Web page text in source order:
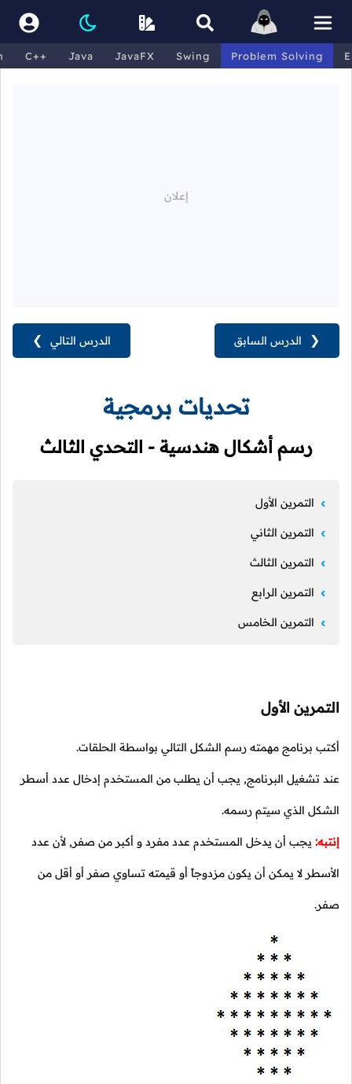
C++ Java JavaFX Swing Problem Solving
الدرس التالي ❯ ❮ الدرس السابق
تحديات برمجية
رسم أشكال هندسية - التحدي الثالث
التمرين الأول
التمرين الثاني
التمرين الثالث
التمرين الرابع
التمرين الخامس
التمرين الأول
أكتب برنامج مهمته رسم الشكل التالي بواسطة الحلقات.
عند تشغيل البرنامج, يجب أن يطلب من المستخدم إدخال عدد أسطر
الشكل الذي سيتم رسمه.
إنتبه: يجب أن يدخل المستخدم عدد مفرد و أكبر من صفر, لأن عدد
الأسطر لا يمكن أن يكون مزدوجاً أو قيمته تساوي صفر أو أقل من
صفر.